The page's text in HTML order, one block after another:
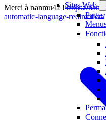
Sites Web
Pages
Merci à nanmu42 !https://
automatic-language-redirection/